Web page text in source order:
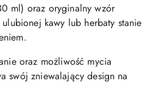
ml) oraz oryginalny wzór
kawy lub herbaty stanie
oraz możliwość mycia
swój zniewalający design na